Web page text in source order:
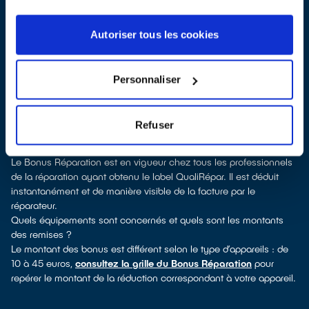
Autoriser tous les cookies
Personnaliser
Refuser
Pantaléon-de-Larche, vous pouvez consulter notreannuaire de
réparateurs labellisés QualiRépar . En cliquant sur la fiche
ce professionnel a obtenu le label. Congélateur, lave-linge, petit
électroménager, télévision, informatique, outillage électroportatif :
à chaque famille d’équipements son réparateur spécialisé et
labellisé QualiRépar.
Comment bénéficier du Bonus Réparation à Saint-Pantaléon-de-
Larche ?
Le Bonus Réparation est en vigueur chez tous les professionnels
de la réparation ayant obtenu le label QualiRépar. Il est déduit
instantanément et de manière visible de la facture par le
réparateur.
Quels équipements sont concernés et quels sont les montants
des remises ?
Le montant des bonus est différent selon le type d’appareils : de
10 à 45 euros, consultez la grille du Bonus Réparation pour
repérer le montant de la réduction correspondant à votre appareil.